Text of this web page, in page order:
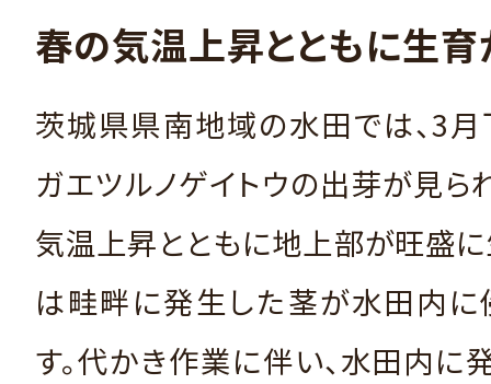
春の気温上昇とともに生
茨城県県南地域の水田では、3
ガエツルノゲイトウの出芽が見ら
気温上昇とともに地上部が旺盛に
は畦畔に発生した茎が水田内に
す。代かき作業に伴い、水田内に